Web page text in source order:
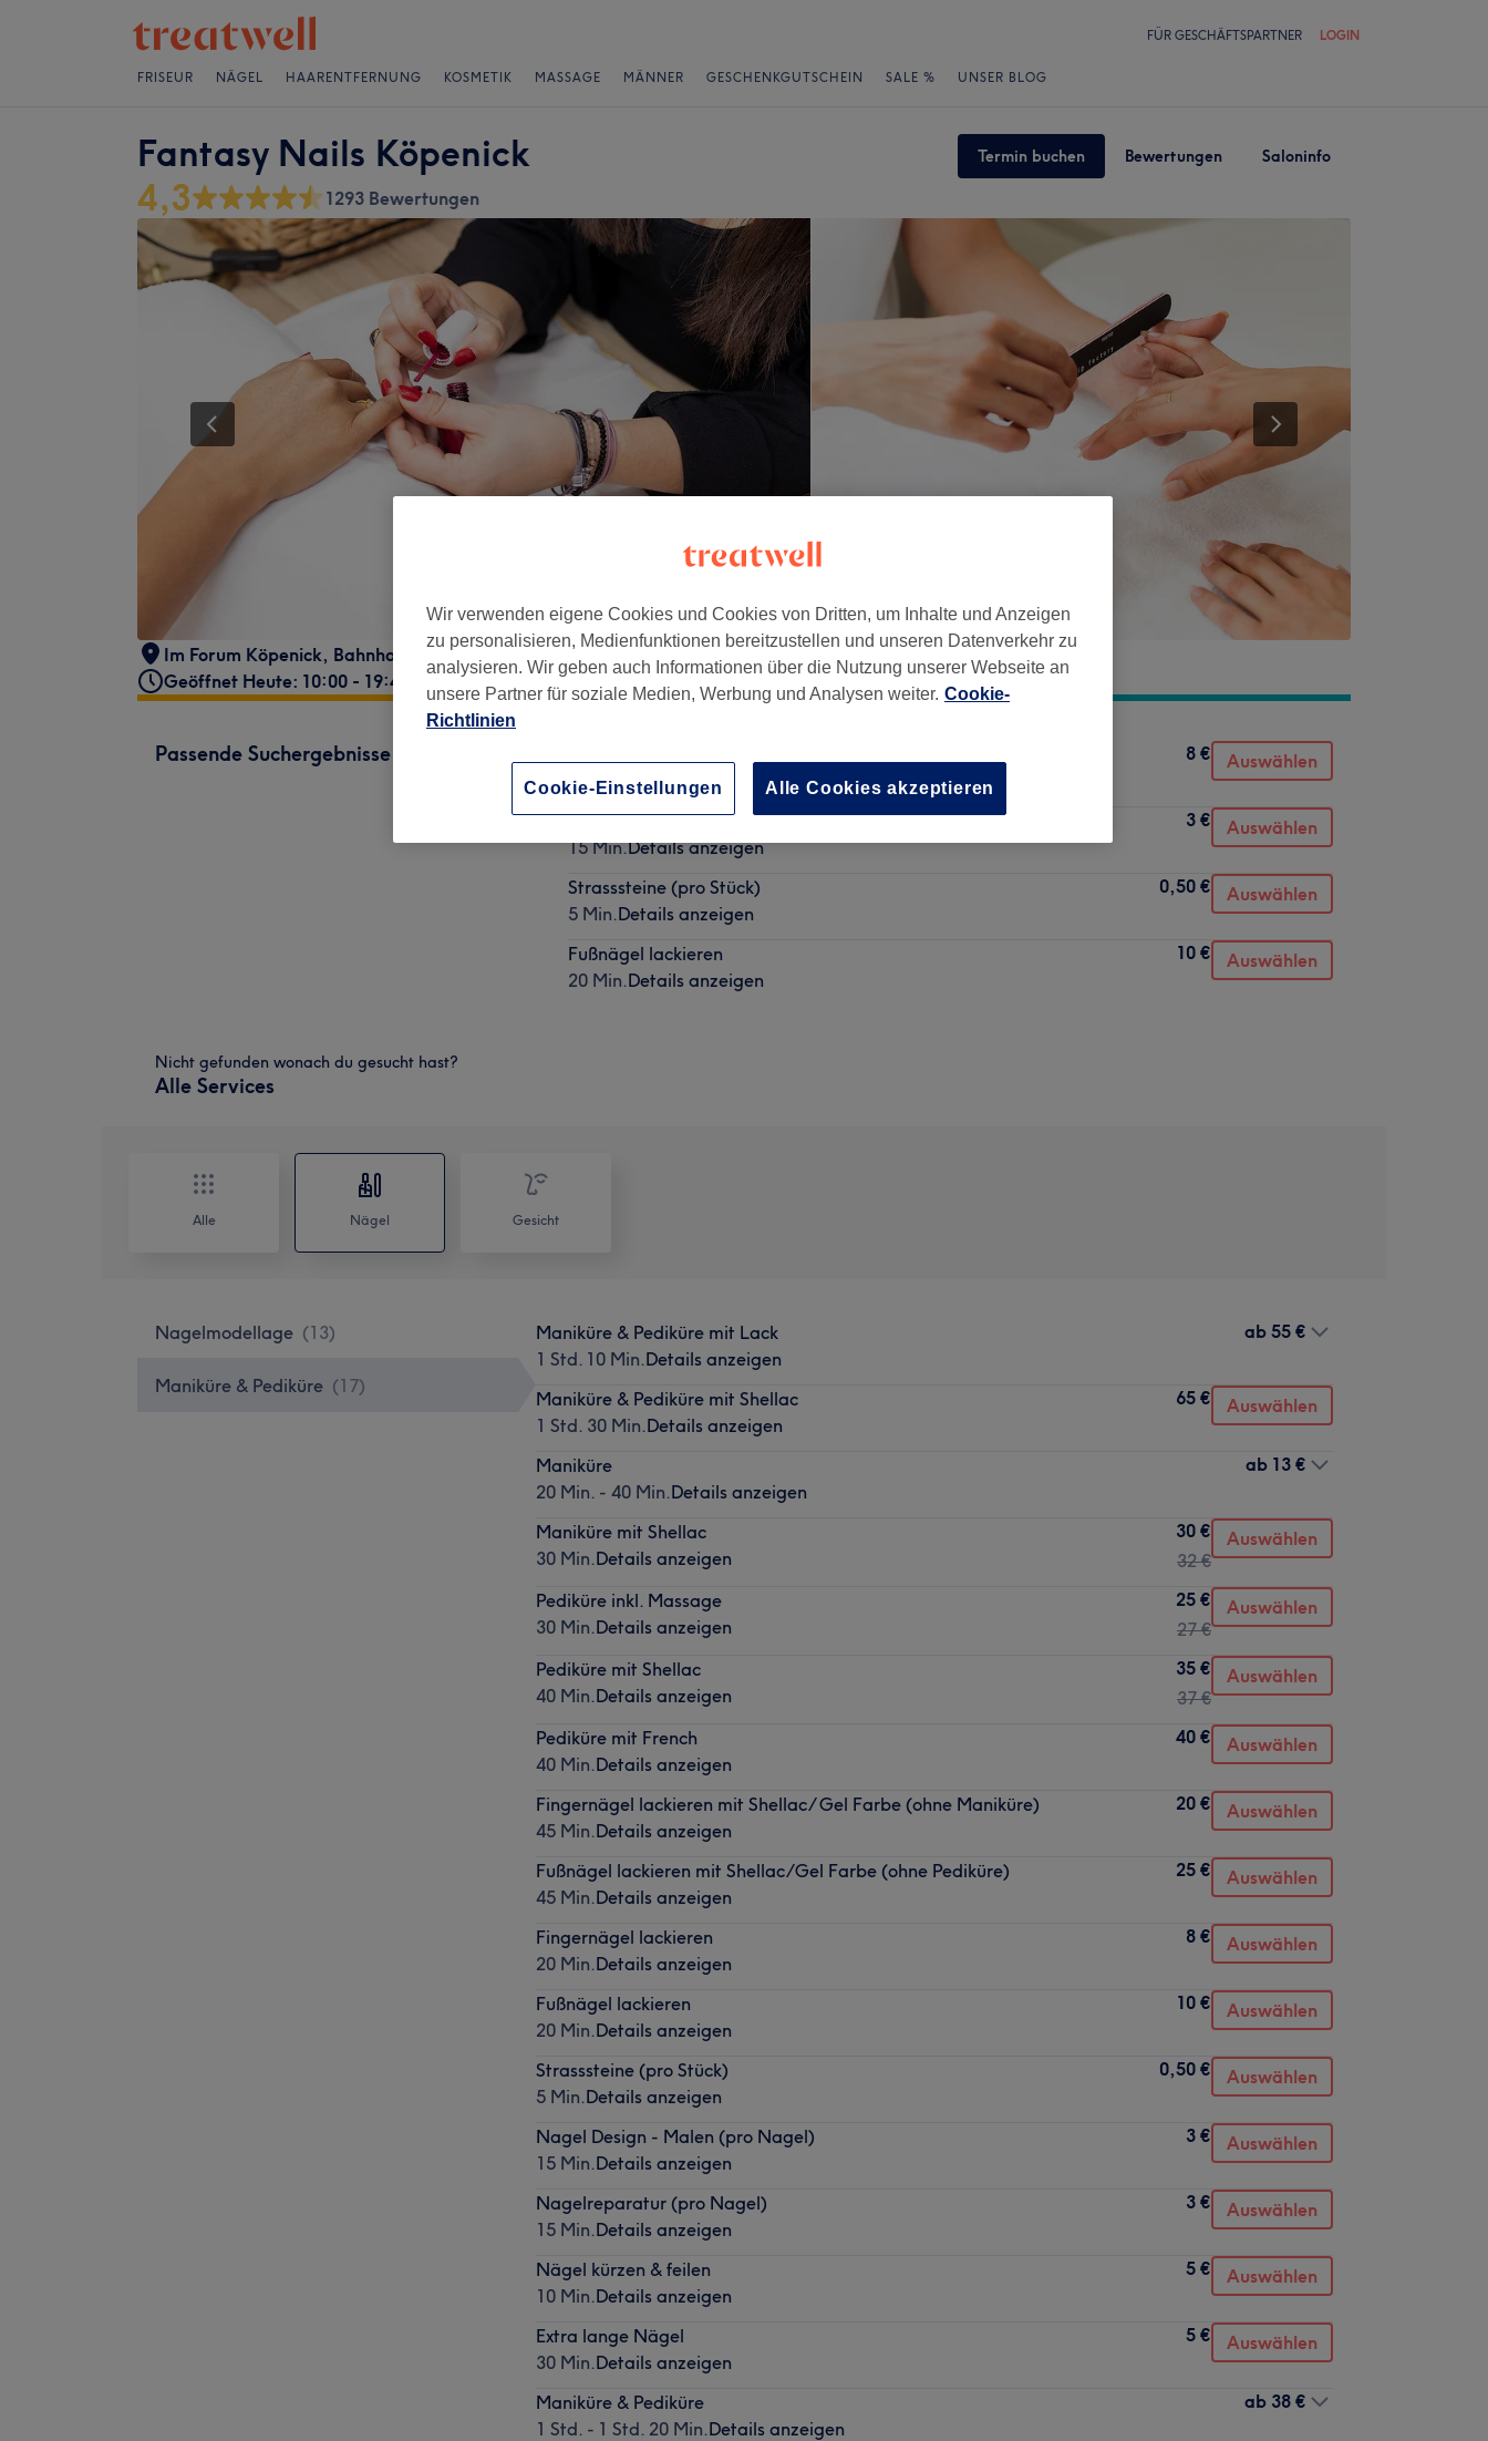
FÜR GESCHÄFTSPARTNER LOGIN
FRISEUR NÄGEL HAARENTFERNUNG KOSMETIK MASSAGE MÄNNER GESCHENKGUTSCHEIN SALE % UNSER BLOG
Fantasy Nails Köpenick Termin buchen Bewertungen Saloninfo
4,3 1293 Bewertungen
Im Forum Köpenick, Bahnhofstraße 33-38, Treptow-Köpenick, Berlin, 12555
Geöffnet Heute: 10:00 - 19:45
Passende Suchergebnisse
20 Min.Details anzeigen
8 € Auswählen
Nagel Design - Malen (pro Nagel)
15 Min.Details anzeigen
3 € Auswählen
Strasssteine (pro Stück)
5 Min.Details anzeigen
0,50 € Auswählen
Fußnägel lackieren
20 Min.Details anzeigen
10 € Auswählen
Nicht gefunden wonach du gesucht hast?
Alle Services
Alle Nägel Gesicht
Nagelmodellage (13)
Maniküre & Pediküre (17)
Maniküre & Pediküre mit Lack
1 Std. 10 Min.Details anzeigen
ab 55 €
Maniküre & Pediküre mit Shellac
1 Std. 30 Min.Details anzeigen
65 € Auswählen
Maniküre
20 Min. - 40 Min.Details anzeigen
ab 13 €
Maniküre mit Shellac
30 Min.Details anzeigen
30 €
32 €
Auswählen
Pediküre inkl. Massage
30 Min.Details anzeigen
25 €
27 €
Auswählen
Pediküre mit Shellac
40 Min.Details anzeigen
35 €
37 €
Auswählen
Pediküre mit French
40 Min.Details anzeigen
40 € Auswählen
Fingernägel lackieren mit Shellac/ Gel Farbe (ohne Maniküre)
45 Min.Details anzeigen
20 € Auswählen
Fußnägel lackieren mit Shellac/Gel Farbe (ohne Pediküre)
45 Min.Details anzeigen
25 € Auswählen
Fingernägel lackieren
20 Min.Details anzeigen
8 € Auswählen
Fußnägel lackieren
20 Min.Details anzeigen
10 € Auswählen
Strasssteine (pro Stück)
5 Min.Details anzeigen
0,50 € Auswählen
Nagel Design - Malen (pro Nagel)
15 Min.Details anzeigen
3 € Auswählen
Nagelreparatur (pro Nagel)
15 Min.Details anzeigen
3 € Auswählen
Nägel kürzen & feilen
10 Min.Details anzeigen
5 € Auswählen
Extra lange Nägel
30 Min.Details anzeigen
5 € Auswählen
Maniküre & Pediküre
1 Std. - 1 Std. 20 Min.Details anzeigen
ab 38 €
Wir verwenden eigene Cookies und Cookies von Dritten, um Inhalte und Anzeigen
zu personalisieren, Medienfunktionen bereitzustellen und unseren Datenverkehr zu
analysieren. Wir geben auch Informationen über die Nutzung unserer Webseite an
unsere Partner für soziale Medien, Werbung und Analysen weiter. Cookie-
Richtlinien
Cookie-Einstellungen Alle Cookies akzeptieren